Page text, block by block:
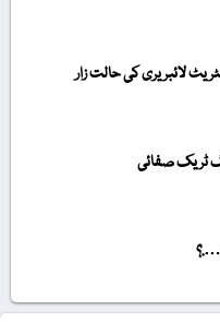
لائبریری کی حالت زار
ٹریک صفائی